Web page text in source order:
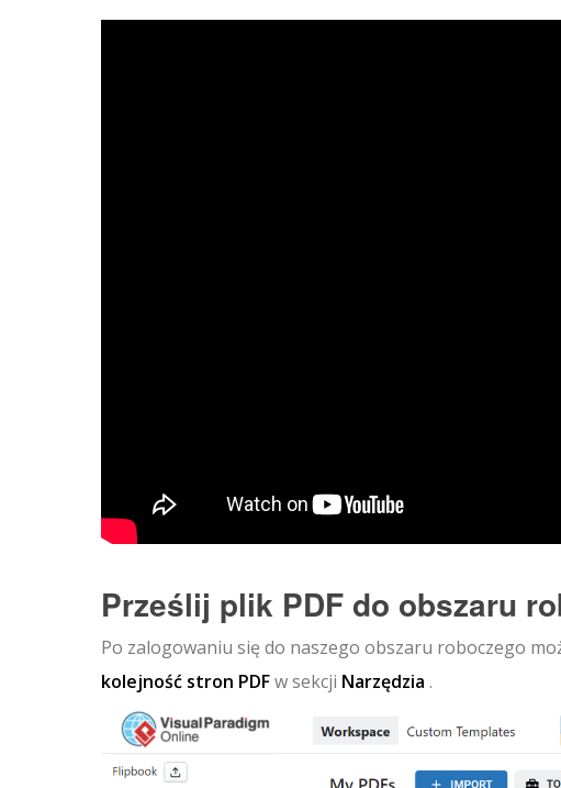
Prześlij plik PDF do obszaru
Po zalogowaniu się do naszego obszaru roboczego
kolejność stron PDFw sekcji Narzędzia .